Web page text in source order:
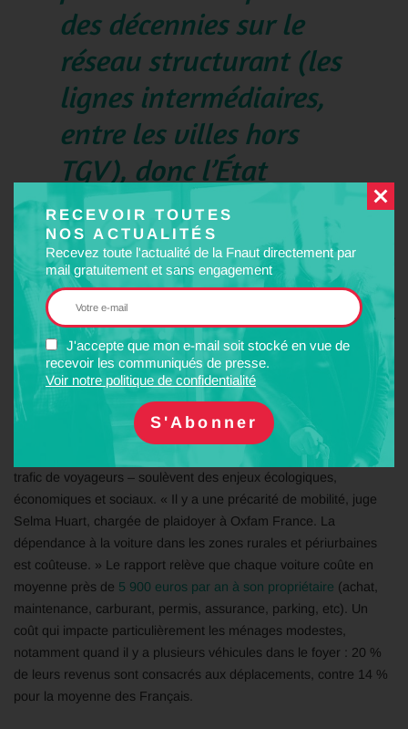
RECEVOIR TOUTES
NOS ACTUALITÉS
Recevez toute l'actualité de la Fnaut directement par
mail gratuitement et sans engagement
J'accepte que mon e-mail soit stocké en vue de
recevoir les communiqués de presse.
Voir notre politique de confidentialité
des décennies sur le
réseau structurant (les
lignes intermédiaires,
entre les villes hors
TGV), donc l’État
rattrape son retard
aujourd’hui. Mais il n’y
a plus un kopeck pour
les petites lignes.
insiste François Delétraz, président de la Fédération nationale
des usagers (Fnaut).
Pourtant, ces lignes – environ 7 000 km qui représentent 10 % du
trafic de voyageurs – soulèvent des enjeux écologiques,
économiques et sociaux. « Il y a une précarité de mobilité, juge
Selma Huart, chargée de plaidoyer à Oxfam France. La
dépendance à la voiture dans les zones rurales et périurbaines
est coûteuse. » Le rapport relève que chaque voiture coûte en
moyenne près de 5 900 euros par an à son propriétaire (achat,
maintenance, carburant, permis, assurance, parking, etc). Un
coût qui impacte particulièrement les ménages modestes,
notamment quand il y a plusieurs véhicules dans le foyer : 20 %
de leurs revenus sont consacrés aux déplacements, contre 14 %
pour la moyenne des Français.